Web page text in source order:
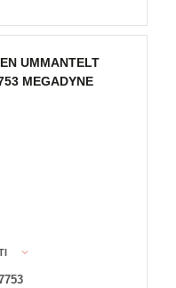
UMMANTELT
MEGADYNE